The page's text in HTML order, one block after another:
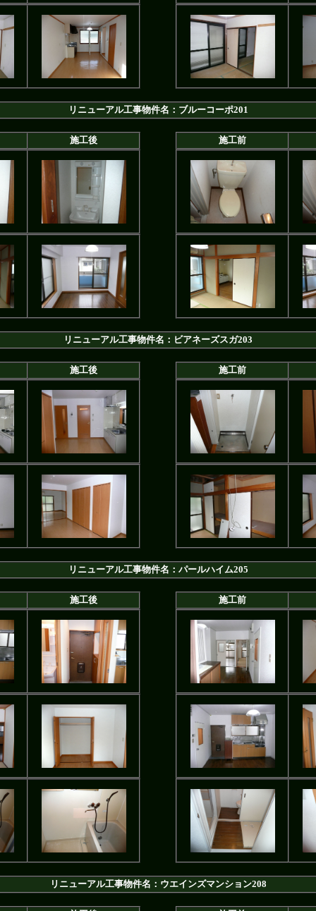
リニューアル工事物件名：ブルーコーポ201
施工後 施工前
リニューアル工事物件名：ビアネーズスガ203
施工後 施工前
リニューアル工事物件名：パールハイム205
施工後 施工前
リニューアル工事物件名：ウエインズマンション208